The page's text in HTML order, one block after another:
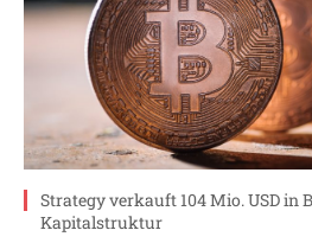
Strategy verkauft 104 Mio. USD in
Kapitalstruktur